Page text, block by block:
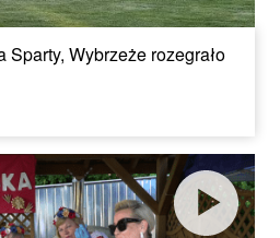
Wybrzeże rozegrało